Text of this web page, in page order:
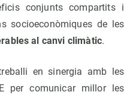
conjunts compartits i
socioeconòmiques de les
al canvi climàtic.
en sinergia amb les
per comunicar millor les